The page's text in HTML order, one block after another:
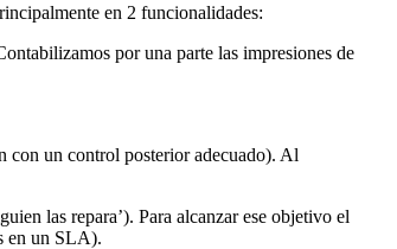
en 2 funcionalidades:
por una parte las impresiones de
con un control posterior adecuado). Al
las repara’). Para alcanzar ese objetivo el
en un SLA).